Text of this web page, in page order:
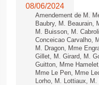
08/06/2024
Amendement de M.
Baubry, M. Beaurain,
M. Buisson, M.
Conceicao Carvalho,
M. Dragon, Mme
Gillet, M. Girard, M.
Guitton, Mme
Mme Le Pen, Mme
Lorho, M. Lottiaux,